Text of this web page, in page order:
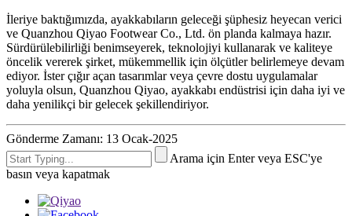
İleriye baktığımızda, ayakkabıların geleceği şüphesiz heyecan verici
ve Quanzhou Qiyao Footwear Co., Ltd. ön planda kalmaya hazır.
Sürdürülebilirliği benimseyerek, teknolojiyi kullanarak ve kaliteye
öncelik vererek şirket, mükemmellik için ölçütler belirlemeye devam
ediyor. İster çığır açan tasarımlar veya çevre dostu uygulamalar
yoluyla olsun, Quanzhou Qiyao, ayakkabı endüstrisi için daha iyi ve
daha yenilikçi bir gelecek şekillendiriyor.
Gönderme Zamanı: 13 Ocak-2025
Arama için Enter veya ESC'ye
basın veya kapatmak